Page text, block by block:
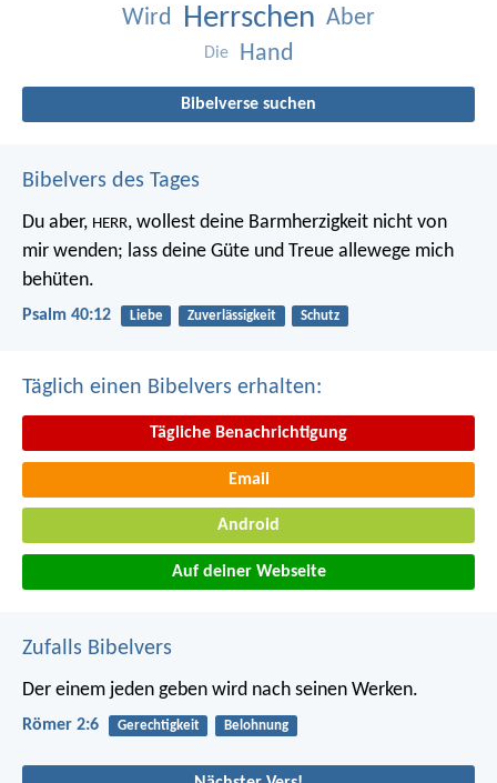
Wird
Herrschen Aber
Die Hand
Bibelverse suchen
Bibelvers des Tages
Du aber, HERR, wollest deine Barmherzigkeit nicht von
mir wenden; lass deine Güte und Treue allewege mich
behüten.
Psalm 40:12 Liebe Zuverlässigkeit Schutz
Täglich einen Bibelvers erhalten:
Tägliche Benachrichtigung
Email
Android
Auf deiner Webseite
Zufalls Bibelvers
Der einem jeden geben wird nach seinen Werken.
Römer 2:6 Gerechtigkeit Belohnung